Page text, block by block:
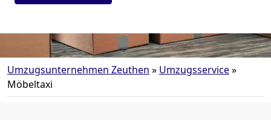
Umzugsunternehmen Zeuthen » Umzugsservice»
Möbeltaxi